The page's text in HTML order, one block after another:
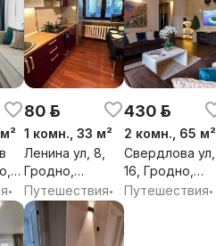
•
80 р.
1 комн., 33 м²
Ленина ул, 8,
Гродно,
Гродненская
обл.
Путешествия•
430 р.
2 комн., 65 м²
Свердлова ул,
16, Гродно,
Гродненская
Путешествия•